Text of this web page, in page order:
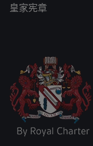
皇家宪章